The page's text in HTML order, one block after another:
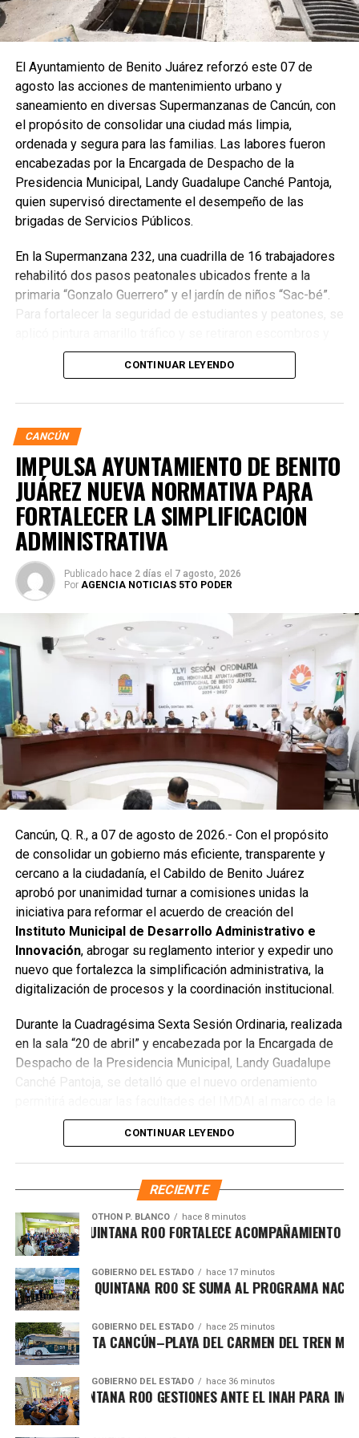
El Ayuntamiento de Benito Juárez reforzó este 07 de
agosto las acciones de mantenimiento urbano y
saneamiento en diversas Supermanzanas de Cancún, con
el propósito de consolidar una ciudad más limpia,
ordenada y segura para las familias. Las labores fueron
encabezadas por la Encargada de Despacho de la
Presidencia Municipal, Landy Guadalupe Canché Pantoja,
quien supervisó directamente el desempeño de las
brigadas de Servicios Públicos.
En la Supermanzana 232, una cuadrilla de 16 trabajadores
rehabilitó dos pasos peatonales ubicados frente a la
primaria “Gonzalo Guerrero” y el jardín de niños “Sac-bé”.
Para fortalecer la seguridad de estudiantes y peatones, se
residuos vegetales acumulados en la zona. Estas
acciones buscan garantizar entornos escolares más
Posteriormente, en la Supermanzana 238, se atendió la
solicitud de vecinos mediante el desazolve de un pozo
pluvial localizado en el cruce de la Calle 53 con Calle 112.
Con apoyo de una máquina perforadora y una unidad
Vactor, se liberó el captador para prevenir
encharcamientos y mejorar el flujo hidráulico, lo que fue
reconocido por la comunidad como una respuesta
oportuna del gobierno municipal.
se reconstruyó la losa de bóveda y se instaló una nueva
rejilla en un pozo dañado por el tránsito de vehículos
pesados. De manera simultánea, se recuperó un espacio
público utilizado como basurero clandestino, del cual se
han retirado aproximadamente 150 toneladas de
escombros, cacharros y desechos vegetales. Se estima
que el saneamiento concluirá en dos días.
Finalmente, las Unidades Verdes de SIRESOL Cancún
convertirse en punto de disposición ilegal de basura. El
Ayuntamiento exhortó a la ciudadanía a reportar estas
prácticas y sumarse al esfuerzo colectivo para mantener
un Cancún limpio y con prosperidad compartida.
Fuente: 5to Poder Agencia de Noticias
Recibe las noticias al instante
CONTINUAR LEYENDO
CANCÚN
IMPULSA AYUNTAMIENTO DE BENITO
JUÁREZ NUEVA NORMATIVA PARA
FORTALECER LA SIMPLIFICACIÓN
ADMINISTRATIVA
Publicado hace 2 días el 7 agosto, 2026
Por AGENCIA NOTICIAS 5TO PODER
Cancún, Q. R., a 07 de agosto de 2026.- Con el propósito
de consolidar un gobierno más eficiente, transparente y
cercano a la ciudadanía, el Cabildo de Benito Juárez
aprobó por unanimidad turnar a comisiones unidas la
iniciativa para reformar el acuerdo de creación del
Instituto Municipal de Desarrollo Administrativo e
Innovación, abrogar su reglamento interior y expedir uno
nuevo que fortalezca la simplificación administrativa, la
digitalización de procesos y la coordinación institucional.
Durante la Cuadragésima Sexta Sesión Ordinaria, realizada
en la sala “20 de abril” y encabezada por la Encargada de
Despacho de la Presidencia Municipal, Landy Guadalupe
Canché Pantoja, se detalló que el nuevo ordenamiento
Ley Nacional para Eliminar Trámites Burocráticos
mediante la instauración de la Autoridad Municipal de
Simplificación y Digitalización. Con ello, se busca agilizar
trámites, reducir cargas administrativas y mejorar la
CONTINUAR LEYENDO
RECIENTE
OTHON P. BLANCO hace 8 minutos
DE QUINTANA ROO FORTALECE ACOMPAÑAMIENTO AL
GOBIERNO DEL ESTADO hace 17 minutos
CAOBAS, QUINTANA ROO SE SUMA AL PROGRAMA
GOBIERNO DEL ESTADO hace 25 minutos
LA RUTA CANCÚN–PLAYA DEL CARMEN DEL TREN MAYA
GOBIERNO DEL ESTADO hace 36 minutos
QUINTANA ROO GESTIONES ANTE EL INAH PARA